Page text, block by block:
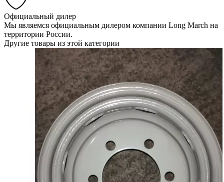
Официальный дилер
Мы являемся официальным дилером компании Long March на
территории России.
Другие товары из этой категории